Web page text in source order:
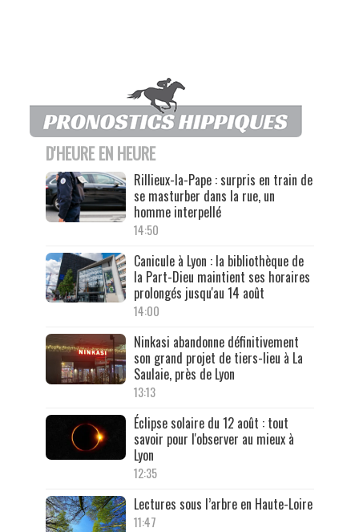
D'HEURE EN HEURE
Rillieux-la-Pape : surpris en train de
se masturber dans la rue, un
homme interpellé
14:50
Canicule à Lyon : la bibliothèque de
la Part-Dieu maintient ses horaires
prolongés jusqu'au 14 août
14:00
Ninkasi abandonne définitivement
son grand projet de tiers-lieu à La
Saulaie, près de Lyon
13:13
Éclipse solaire du 12 août : tout
savoir pour l'observer au mieux à
Lyon
12:35
Lectures sous l’arbre en Haute-Loire
11:47